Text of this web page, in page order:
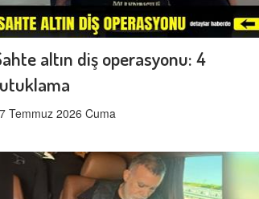
altın diş operasyonu: 4
Temmuz 2026 Cuma